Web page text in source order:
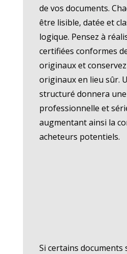
de vos documents.
être lisible, datée et
logique. Pensez à
certifiées conformes
originaux et
originaux en lieu sûr.
structuré donnera
professionnelle et
augmentant ainsi la
acheteurs potentiels.
Si certains